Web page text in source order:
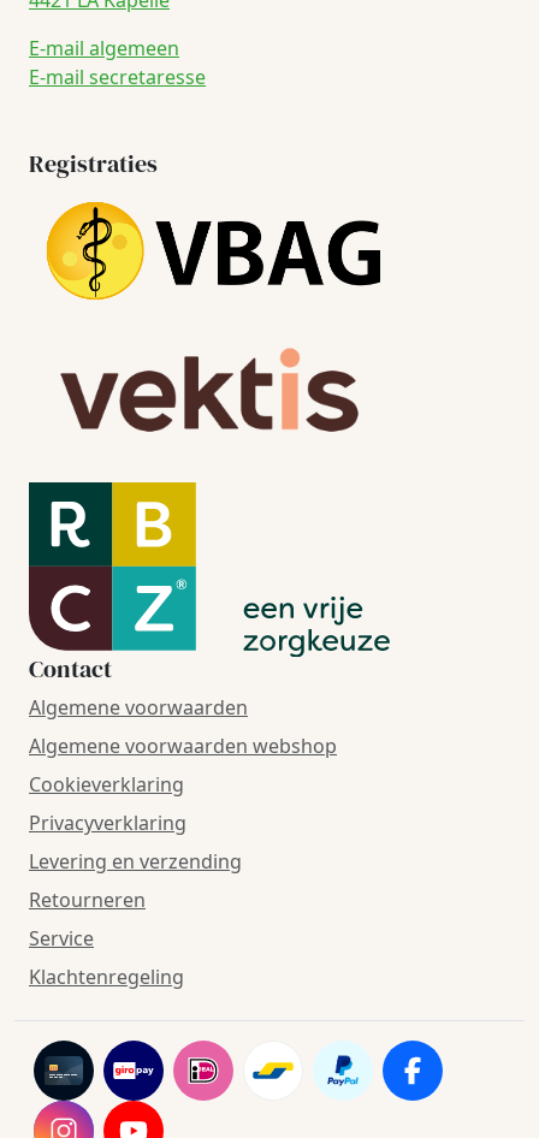
E-mail algemeen
E-mail secretaresse
Registraties
Contact
Algemene voorwaarden
Algemene voorwaarden webshop
Cookieverklaring
Privacyverklaring
Levering en verzending
Retourneren
Service
Klachtenregeling